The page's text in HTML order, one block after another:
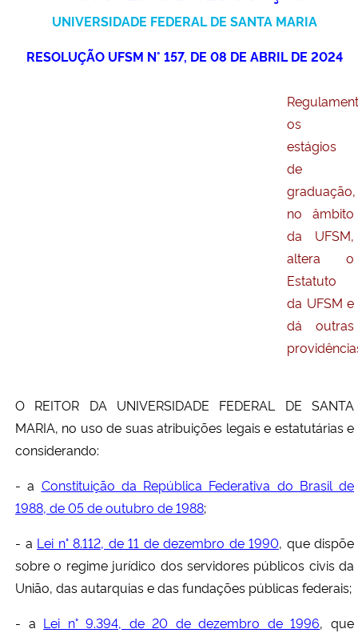
Ministério da Saúde
Secretaria de Governo
Gabinete de Segurança Institucional
Banco Central do Brasil
UNIVERSIDADE FEDERAL DE SANTA MARIA
RESOLUÇÃO UFSM N° 157, DE 08 DE ABRIL DE 2024
os
estágios
de
graduação,
no âmbito
da UFSM,
altera o
Estatuto
da UFSM e
dá outras
O REITOR DA UNIVERSIDADE FEDERAL DE SANTA
MARIA, no uso de suas atribuições legais e estatutárias e
considerando:
- a Constituição da República Federativa do Brasil de
1988, de 05 de outubro de 1988;
- a Lei n° 8.112, de 11 de dezembro de 1990, que dispõe
sobre o regime jurídico dos servidores públicos civis da
União, das autarquias e das fundações públicas federais;
- a Lei n° 9.394, de 20 de dezembro de 1996, que